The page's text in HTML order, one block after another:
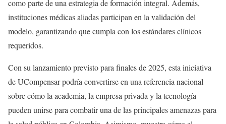
como parte de una estrategia de formación integral. Además,
instituciones médicas aliadas participan en la validación del
modelo, garantizando que cumpla con los estándares clínicos
requeridos.
Con su lanzamiento previsto para finales de 2025, esta iniciativa
de UCompensar podría convertirse en una referencia nacional
sobre cómo la academia, la empresa privada y la tecnología
pueden unirse para combatir una de las principales amenazas para